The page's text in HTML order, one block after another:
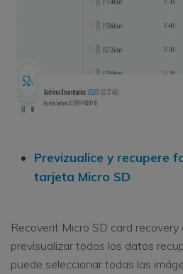
Previzualice y recupere
tarjeta Micro SD
Recoverit Micro SD card
previsualizar todos los datos
puede seleccionar todas las